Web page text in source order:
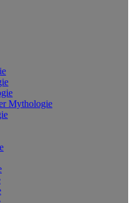
Mythologie